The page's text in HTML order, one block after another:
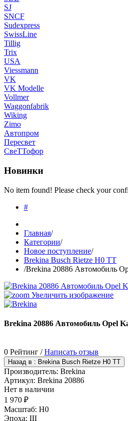
SJ
SNCF
Sudexpress
SwissLine
Tillig
Trix
USA
Viessmann
VK
VK Modelle
Vollmer
Waggonfabrik
Wiking
Zimo
Автопром
Пересвет
СвеТТофор
Новинки
No item found! Please check your
#
Главная/
Категории/
Новое поступление/
Brekina Busch Rietze H0 TT
/Brekina 20886 Автомобиль
Увеличить изображение
Brekina 20886 Автомобиль Opel
0 Рейтинг /Написать отзыв
Производитель: Brekina
Артикул: Brekina 20886
Нет в наличии
1 970 ₽
Масштаб: H0
Эпоха: III